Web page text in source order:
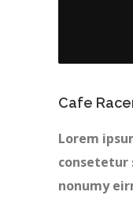
Cafe
Lorem
consetetur
nonumy